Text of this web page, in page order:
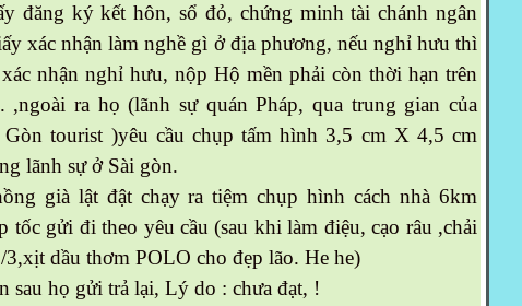
đăng ký kết hôn, sổ đỏ, chứng minh tài chánh ngân
xác nhận làm nghề gì ở địa phương, nếu nghỉ hưu thì
nhận nghỉ hưu, nộp Hộ mền phải còn thời hạn trên
,ngoài ra họ (lãnh sự quán Pháp, qua trung gian của
tourist )yêu cầu chụp tấm hình 3,5 cm X 4,5 cm
lãnh sự ở Sài gòn.
già lật đật chạy ra tiệm chụp hình cách nhà 6km
tốc gửi đi theo yêu cầu (sau khi làm điệu, cạo râu ,chải
3,xịt dầu thơm POLO cho đẹp lão. He he)
sau họ gửi trả lại, Lý do : chưa đạt, !